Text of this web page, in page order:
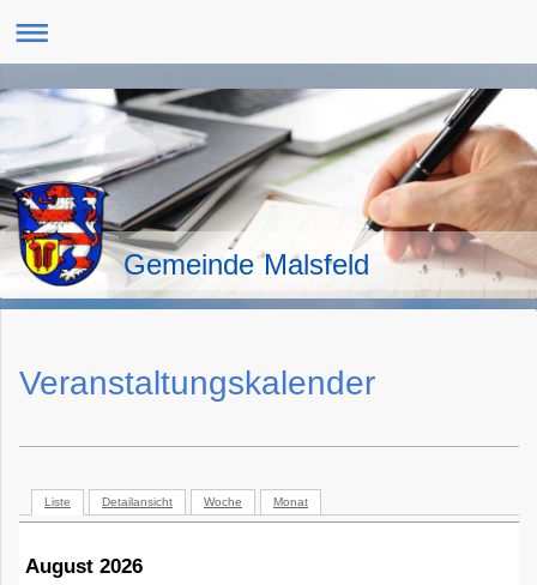
Gemeinde Malsfeld
Veranstaltungskalender
Liste Detailansicht Woche Monat
August 2026